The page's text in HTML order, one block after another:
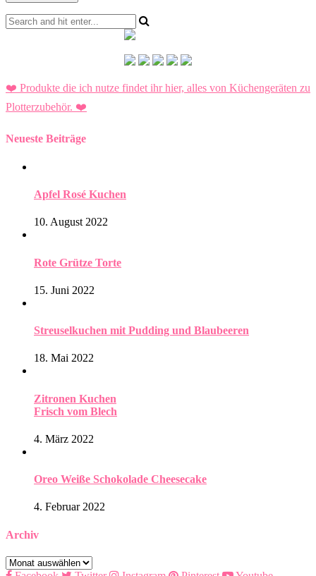
❤️ Produkte die ich nutze findet ihr hier, alles von Küchengeräten zu
Plotterzubehör. ❤️
Neueste Beiträge
Apfel Rosé Kuchen
10. August 2022
Rote Grütze Torte
15. Juni 2022
Streuselkuchen mit Pudding und Blaubeeren
18. Mai 2022
Zitronen Kuchen
Frisch vom Blech
4. März 2022
Oreo Weiße Schokolade Cheesecake
4. Februar 2022
Archiv
Archiv